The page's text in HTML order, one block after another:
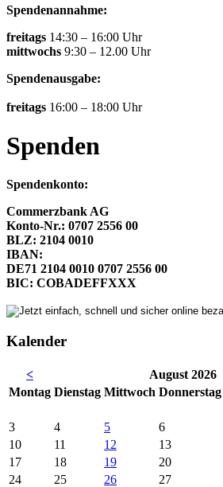
Spendenannahme:
freitags 14:30 – 16:00 Uhr
mittwochs 9:30 – 12.00 Uhr
Spendenausgabe:
freitags 16:00 – 18:00 Uhr
Spenden
Spendenkonto:
Commerzbank AG
Konto-Nr.: 0707 2556 00
BLZ: 2104 0010
IBAN:
DE71 2104 0010 0707 2556 00
BIC: COBADEFFXXX
Kalender
< August 2026
Montag Dienstag Mittwoch Donnerstag
3
4 5 6
10
11 12 13
17
18 19 20
24
25 26 27